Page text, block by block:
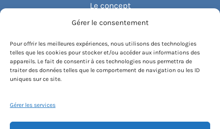
Gérer le consentement
Pour offrir les meilleures expériences, nous utilisons des technologies
telles que les cookies pour stocker et/ou accéder aux informations des
appareils. Le fait de consentir à ces technologies nous permettra de
traiter des données telles que le comportement de navigation ou les ID
uniques sur ce site.
Gérer les services
Le concept
Blog